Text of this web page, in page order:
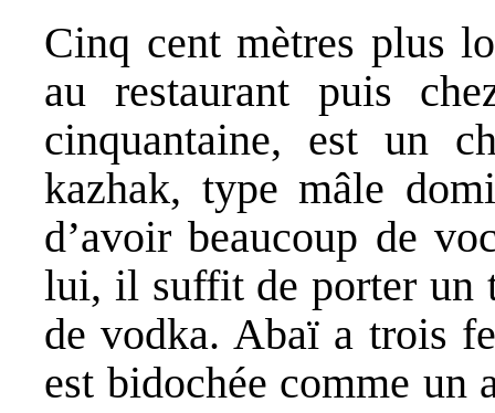
Cinq cent mètres plus
au restaurant puis
cinquantaine, est un
kazhak, type mâle
d’avoir beaucoup de
lui, il suffit de porter un
de vodka. Abaï a trois
est bidochée comme un